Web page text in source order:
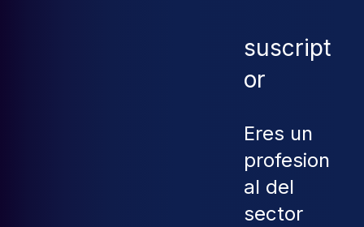
suscript
or
Eres un
profesion
al del
sector